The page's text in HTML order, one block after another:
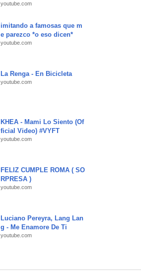
youtube.com
imitando a famosas que m
e parezco *o eso dicen*
youtube.com
La Renga - En Bicicleta
youtube.com
KHEA - Mami Lo Siento (Of
ficial Video) #VYFT
youtube.com
FELIZ CUMPLE ROMA ( SO
RPRESA )
youtube.com
Luciano Pereyra, Lang Lan
g - Me Enamore De Ti
youtube.com